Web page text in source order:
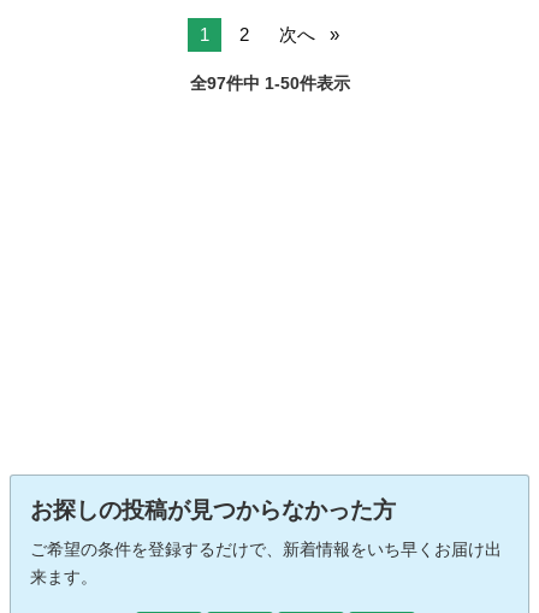
1 2 次へ
全97件中 1-50件表示
お探しの投稿が見つからなかった方
ご希望の条件を登録するだけで、新着情報をいち早くお届け出
来ます。